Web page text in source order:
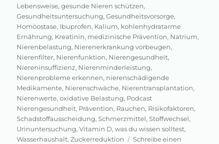
Lebensweise,gesunde Nieren schützen,
Gesundheitsuntersuchung,Gesundheitsvorsorge,
Homöostase, Ibuprofen, Kalium, kohlenhydratarme
Ernährung, Kreatinin, medizinische Prävention, Natrium,
Nierenbelastung, Nierenerkrankung vorbeugen,
Nierenfilter, Nierenfunktion, Nierengesundheit,
Niereninsuffizienz, Nierenminderleistung,
Nierenprobleme erkennen, nierenschädigende
Medikamente, Nierenschwäche, Nierentransplantation,
Nierenwerte,oxidative Belastung, Podcast
Nierengesundheit, Prävention, Rauchen, Risikofaktoren,
Schadstoffausscheidung,Schmerzmittel,Stoffwechsel,
Urinuntersuchung,Vitamin D,was du wissen solltest,
Wasserhaushalt,Zuckerreduktion
Schreibe einen